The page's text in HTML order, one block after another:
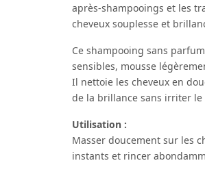
après-shampooings et les
cheveux souplesse et
Ce shampooing sans
sensibles, mousse
Il nettoie les cheveux en
de la brillance sans irriter le
Utilisation :
Masser doucement sur les
instants et rincer